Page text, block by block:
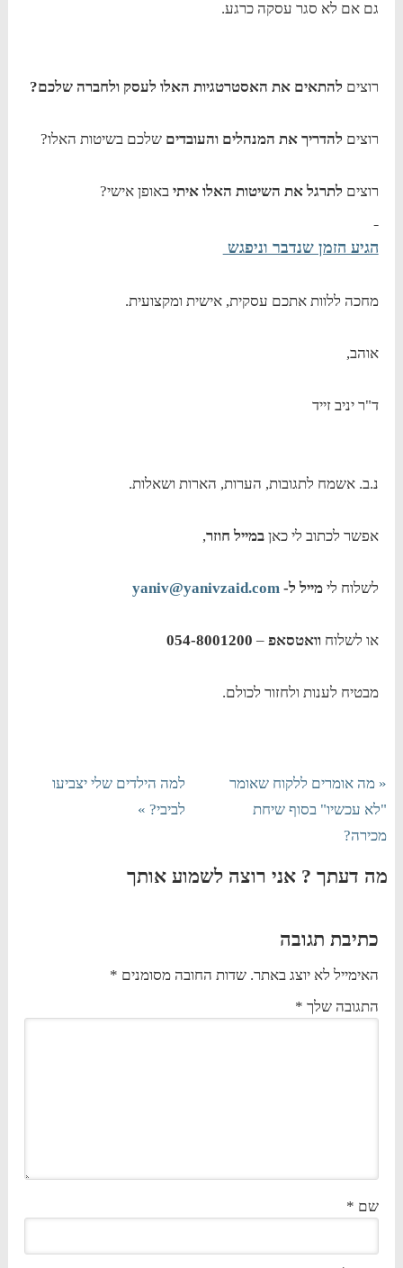
גם אם לא סגר עסקה כרגע.
רוצים להתאים את האסטרטגיות האלו לעסק ולחברה שלכם?
רוצים להדריך את המנהלים והעובדים שלכם בשיטות האלו?
רוצים לתרגל את השיטות האלו איתי באופן אישי?
הגיע הזמן שנדבר וניפגש
מחכה ללוות אתכם עסקית, אישית ומקצועית.
אוהב,
ד"ר יניב זייד
נ.ב. אשמח לתגובות, הערות, הארות ושאלות.
אפשר לכתוב לי כאןבמייל חוזר,
לשלוח לימייל ל-yaniv@yanivzaid.com
או לשלוח וואטסאפ –
054-8001200
מבטיח לענות ולחזור לכולם.
« מה אומרים ללקוח שאומר
"לא עכשיו" בסוף שיחת
מכירה?
למה הילדים שלי יצביעו
לביבי? »
מה דעתך ? אני רוצה לשמוע אותך
כתיבת תגובה
האימייל לא יוצג באתר. שדות החובה מסומנים *
התגובה שלך *
שם *